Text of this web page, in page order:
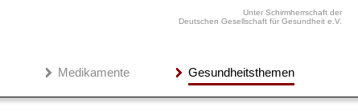
Unter Schirmherrschaft der
Deutschen Gesellschaft für Gesundheit e.V.
Medikamente
Gesundheitsthemen